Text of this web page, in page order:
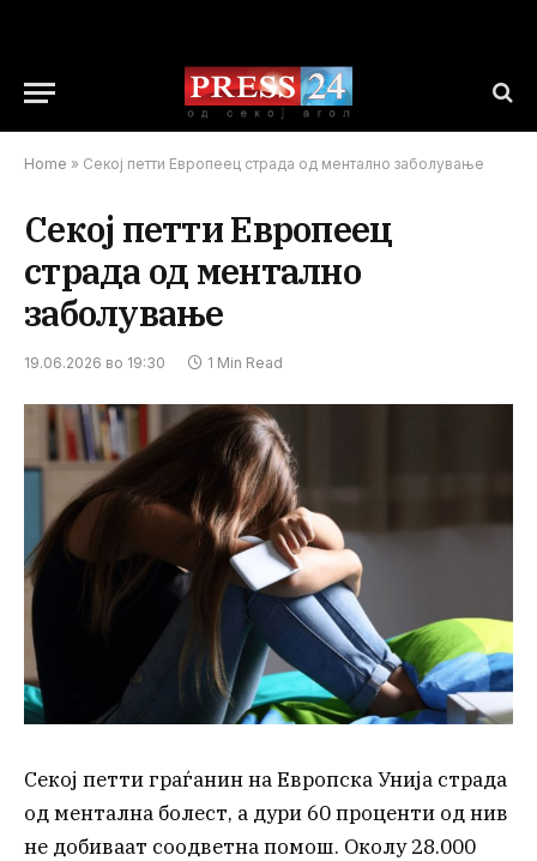
Home » Секој петти Европеец страда од ментално заболување
Секој петти Европеец
страда од ментално
заболување
19.06.2026 во 19:30 1 Min Read
Секој петти граѓанин на Европска Унија страда
од ментална болест, а дури 60 проценти од нив
не добиваат соодветна помош. Околу 28.000